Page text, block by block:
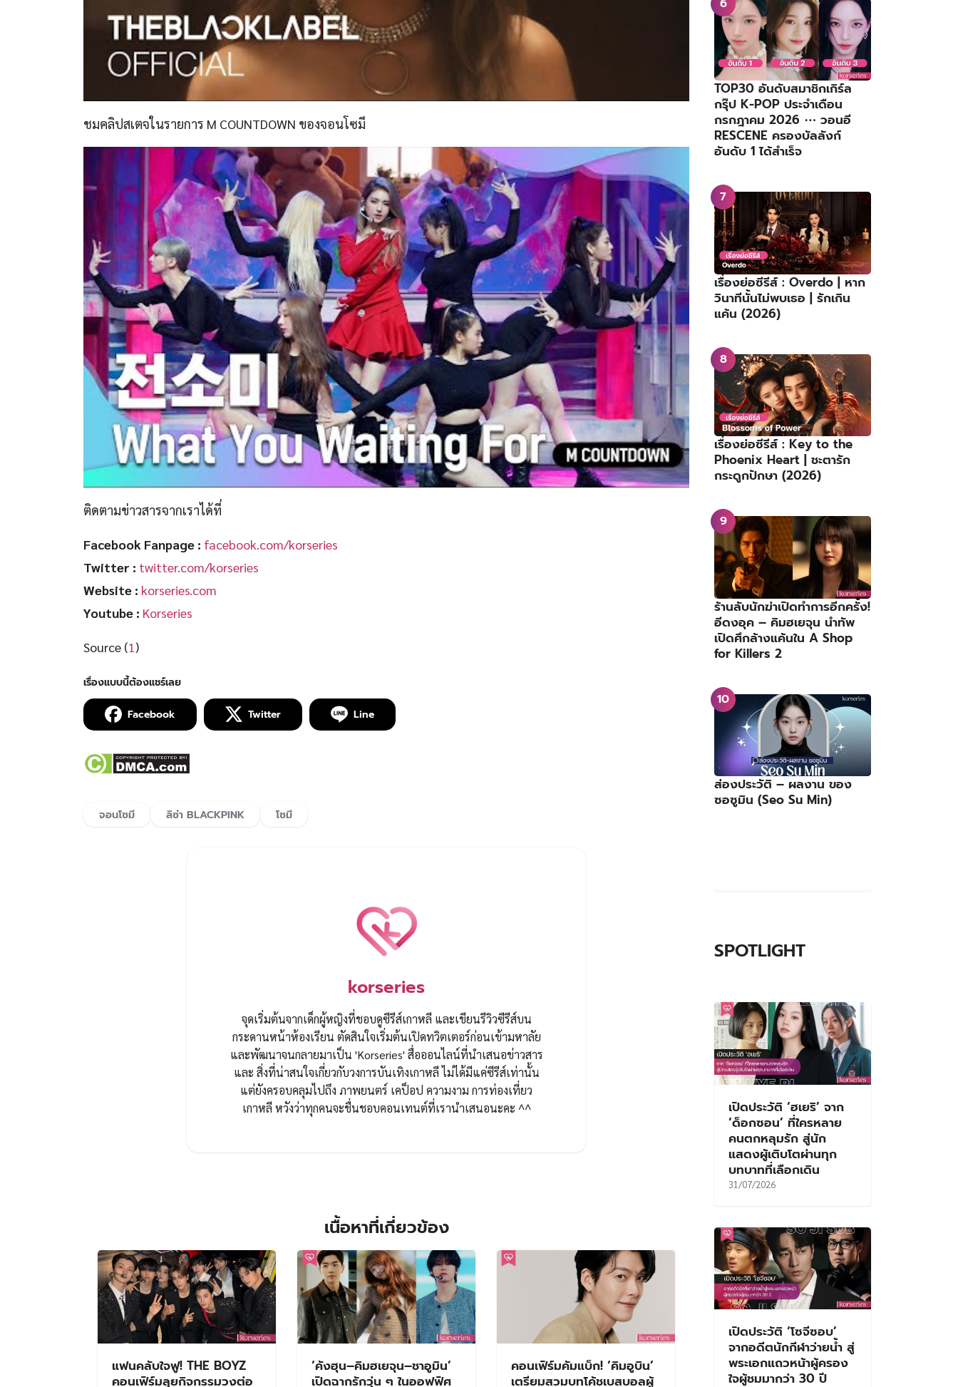
ชมคลิปสเตจในรายการ M COUNTDOWN ของจอนโซมี
ติดตามข่าวสารจากเราได้ที่
Facebook Fanpage : facebook.com/korseries
Twitter : twitter.com/korseries
Website : korseries.com
Youtube : Korseries
Source (1)
Facebook Twitter Line
จอนโซมี ลิซ่า BLACKPINK โซมี
korseries
จุดเริ่มต้นจากเด็กผู้หญิงที่ชอบดูซีรีส์เกาหลี และเขียนรีวิวซีรีส์บน
กระดานหน้าห้องเรียน ตัดสินใจเริ่มต้นเปิดทวิตเตอร์ก่อนเข้ามหาลัย
และพัฒนาจนกลายมาเป็น 'Korseries' สื่อออนไลน์ที่นำเสนอข่าวสาร
และ สิ่งที่น่าสนใจเกี่ยวกับวงการบันเทิงเกาหลี ไม่ได้มีแค่ซีรีส์เท่านั้น
แต่ยังครอบคลุมไปถึง ภาพยนตร์ เคป็อป ความงาม การท่องเที่ยว
เกาหลี หวังว่าทุกคนจะชื่นชอบคอนเทนต์ที่เรานำเสนอนะคะ ^^
เนื้อหาที่เกี่ยวข้อง
แฟนคลับใจฟู! THE BOYZ
คอนเฟิร์มลุยกิจกรรมวงต่อ
‘คังฮุน–คิมฮเยจุน–ชาอูมิน’
เปิดฉากรักวุ่น ๆ ในออฟฟิศ
คอนเฟิร์มคัมแบ็ก! ‘คิมอูบิน’
เตรียมสวมบทโค้ชเบสบอลผู้
TOP30 อันดับสมาชิกเกิร์ล
กรุ๊ป K-POP ประจำเดือน
กรกฎาคม 2026 ⋯ วอนอี
RESCENE ครองบัลลังก์
อันดับ 1 ได้สำเร็จ
เรื่องย่อซีรีส์ : Overdo | หาก
วินาทีนั้นไม่พบเธอ | รักเกิน
แค้น (2026)
เรื่องย่อซีรีส์ : Key to the
Phoenix Heart | ชะตารัก
กระดูกปักษา (2026)
ร้านลับนักฆ่าเปิดทำการอีกครั้ง!
อีดงอุค – คิมฮเยจุน นำทัพ
เปิดศึกล้างแค้นใน A Shop
for Killers 2
ส่องประวัติ – ผลงาน ของ
ซอซูมิน (Seo Su Min)
SPOTLIGHT
เปิดประวัติ ‘ฮเยริ’ จาก
‘ด็อกซอน’ ที่ใครหลาย
คนตกหลุมรัก สู่นัก
แสดงผู้เติบโตผ่านทุก
บทบาทที่เลือกเดิน
31/07/2026
เปิดประวัติ ‘โซจีซอบ’
จากอดีตนักกีฬาว่ายน้ำ สู่
พระเอกแถวหน้าผู้ครอง
ใจผู้ชมมากว่า 30 ปี